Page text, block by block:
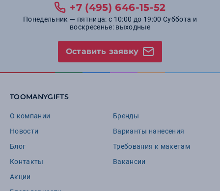
+7 (495) 646-15-52
Понедельник — пятница: с 10:00 до 19:00 Суббота и
воскресенье: выходные
Оставить заявку
TOOMANYGIFTS
О компании
Новости
Блог
Контакты
Акции
Бренды
Варианты нанесения
Требования к макетам
Вакансии